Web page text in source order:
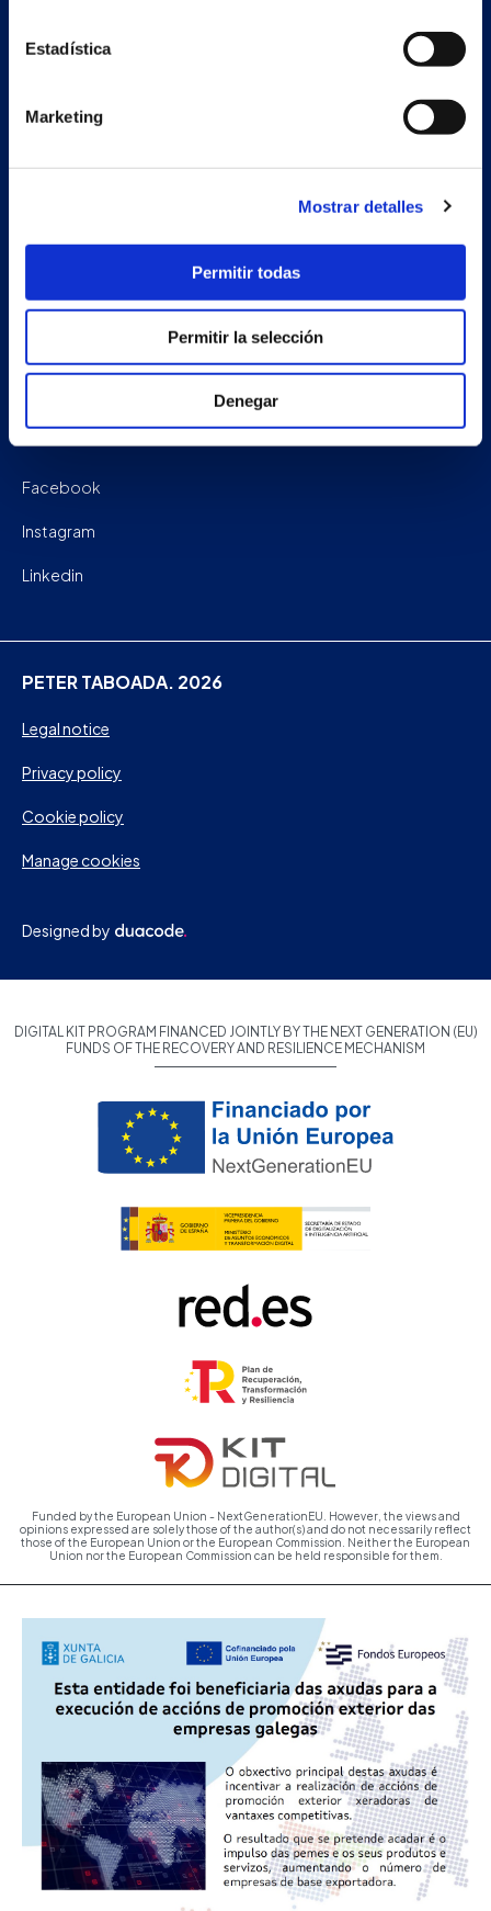
Estadística
Marketing
Mostrar detalles
Permitir todas
Permitir la selección
Denegar
Estrada Porto Cabeiro, 68
Vilar de Infesta 36815
News
Facebook
Instagram
Linkedin
PETER TABOADA. 2026
Legal notice
Privacy policy
Cookie policy
Manage cookies
Designed by
DIGITAL KIT PROGRAM FINANCED JOINTLY BY THE NEXT GENERATION (EU)
FUNDS OF THE RECOVERY AND RESILIENCE MECHANISM
Funded by the European Union - NextGenerationEU. However, the views and
opinions expressed are solely those of the author(s) and do not necessarily reflect
those of the European Union or the European Commission. Neither the European
Union nor the European Commission can be held responsible for them.